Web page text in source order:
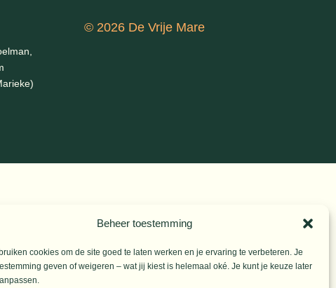
Beheer toestemming
cookies om de site goed te laten werken en je ervaring te verbeteren. Je
geven of weigeren – wat jij kiest is helemaal oké. Je kunt je keuze later
© 2026 De Vrije Mare